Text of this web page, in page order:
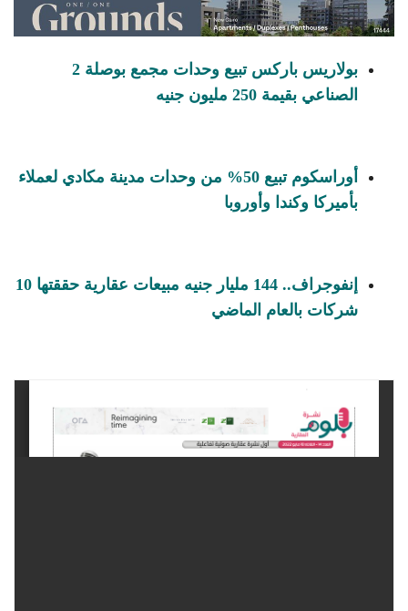
بولاريس باركس تبيع وحدات مجمع بوصلة 2
الصناعي بقيمة 250 مليون جنيه
أوراسكوم تبيع 50% من وحدات مدينة مكادي لعملاء
بأميركا وكندا وأوروبا
إنفوجراف.. 144 مليار جنيه مبيعات عقارية حققتها 10
شركات بالعام الماضي